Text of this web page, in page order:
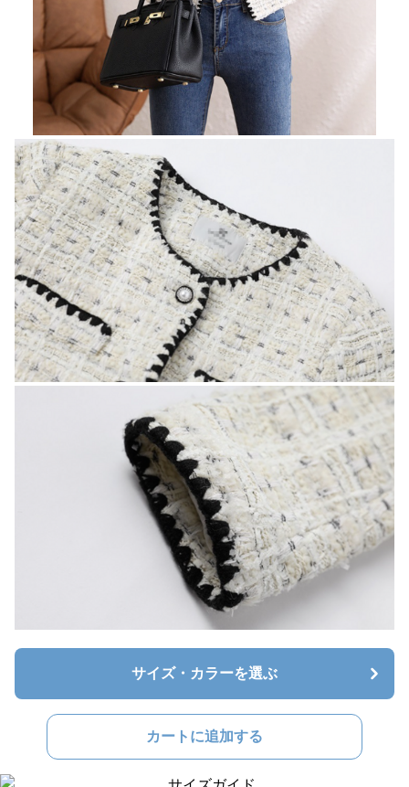
サイズ・カラーを選ぶ
カートに追加する